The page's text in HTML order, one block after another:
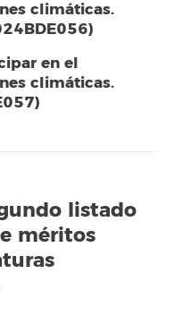
climáticas.
en el
climáticas.
listado
méritos